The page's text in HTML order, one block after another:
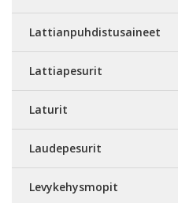
Lattianpuhdistusaineet
Lattiapesurit
Laturit
Laudepesurit
Levykehysmopit